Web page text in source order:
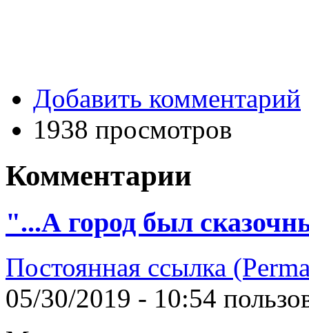
Добавить комментарий
1938 просмотров
Комментарии
"...А город был
Постоянная ссылка
05/30/2019 - 10:54